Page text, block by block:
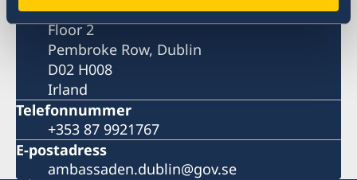
Kildress House
Floor 2
Pembroke Row, Dublin
D02 H008
Irland
Telefonnummer
+353 87 9921767
E-postadress
ambassaden.dublin@gov.se